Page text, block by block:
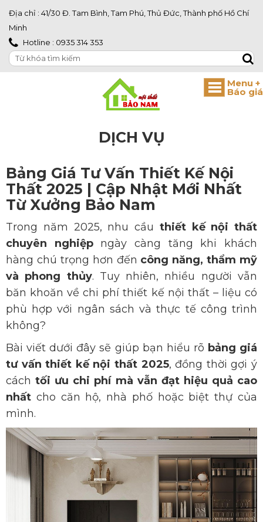
Địa chỉ : 41/30 Đ. Tam Bình, Tam Phú, Thủ Đức, Thành phố Hồ Chí
Minh
Hotline : 0935 314 353
DỊCH VỤ
Bảng Giá Tư Vấn Thiết Kế Nội
Thất 2025 | Cập Nhật Mới Nhất
Từ Xưởng Bảo Nam
Trong năm 2025, nhu cầu thiết kế nội thất
chuyên nghiệpngày càng tăng khi khách
hàng chú trọng hơn đến công năng, thẩm mỹ
và phong thủy. Tuy nhiên, nhiều người vẫn
băn khoăn về chi phí thiết kế nội thất – liệu có
phù hợp với ngân sách và thực tế công trình
không?
Bài viết dưới đây sẽ giúp bạn hiểu rõ bảng giá
tư vấn thiết kế nội thất 2025, đồng thời gợi ý
cáchtối ưu chi phí mà vẫn đạt hiệu quả cao
nhất cho căn hộ, nhà phố hoặc biệt thự của
mình.